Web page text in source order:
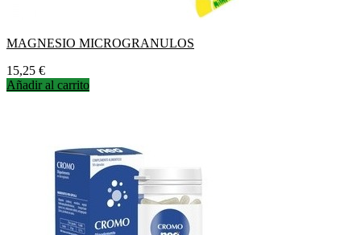
MAGNESIO MICROGRANULOS
Precio
15,25 €
Añadir al carrito